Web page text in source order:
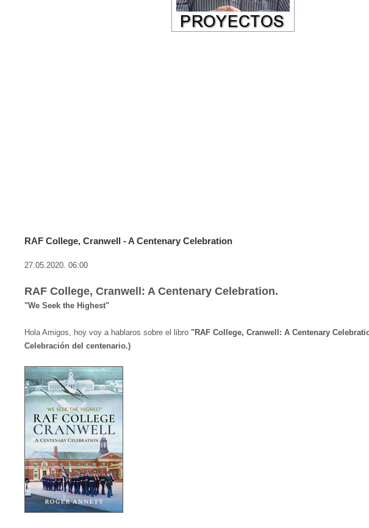
RAF College, Cranwell - A Centenary Celebration
27.05.2020. 06:00
RAF College, Cranwell: A Centenary Celebration.
"We Seek the Highest"
Hola Amigos, hoy voy a hablaros sobre el libro "RAF College, Cranwell: A Centenary
Celebración del centenario.)